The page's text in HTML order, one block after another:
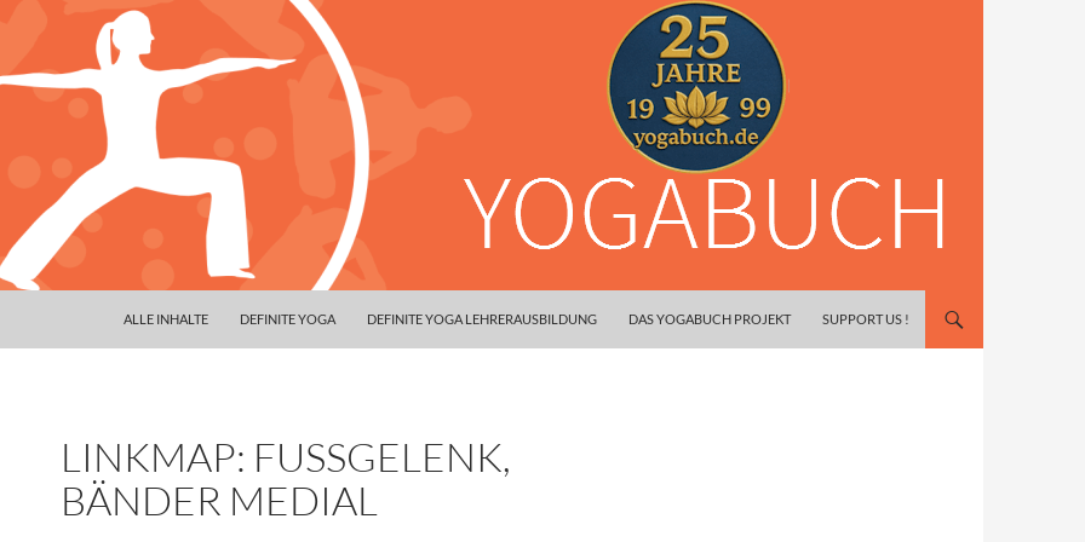
ALLE INHALTE DEFINITE YOGA DEFINITE YOGA LEHRERAUSBILDUNG DAS YOGABUCH PROJEKT SUPPORT US !
LINKMAP: FUSSGELENK,
BÄNDER MEDIAL